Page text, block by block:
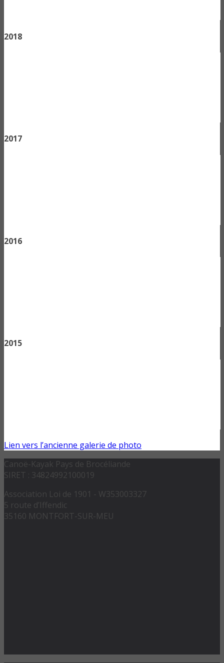
2018
2017
2016
2015
Lien vers l’ancienne galerie de photo
Canoë-Kayak Pays de Brocéliande
SIRET : 34824992100019
Association Loi de 1901 - W353003327
5 route d’Iffendic
35160 MONTFORT-SUR-MEU